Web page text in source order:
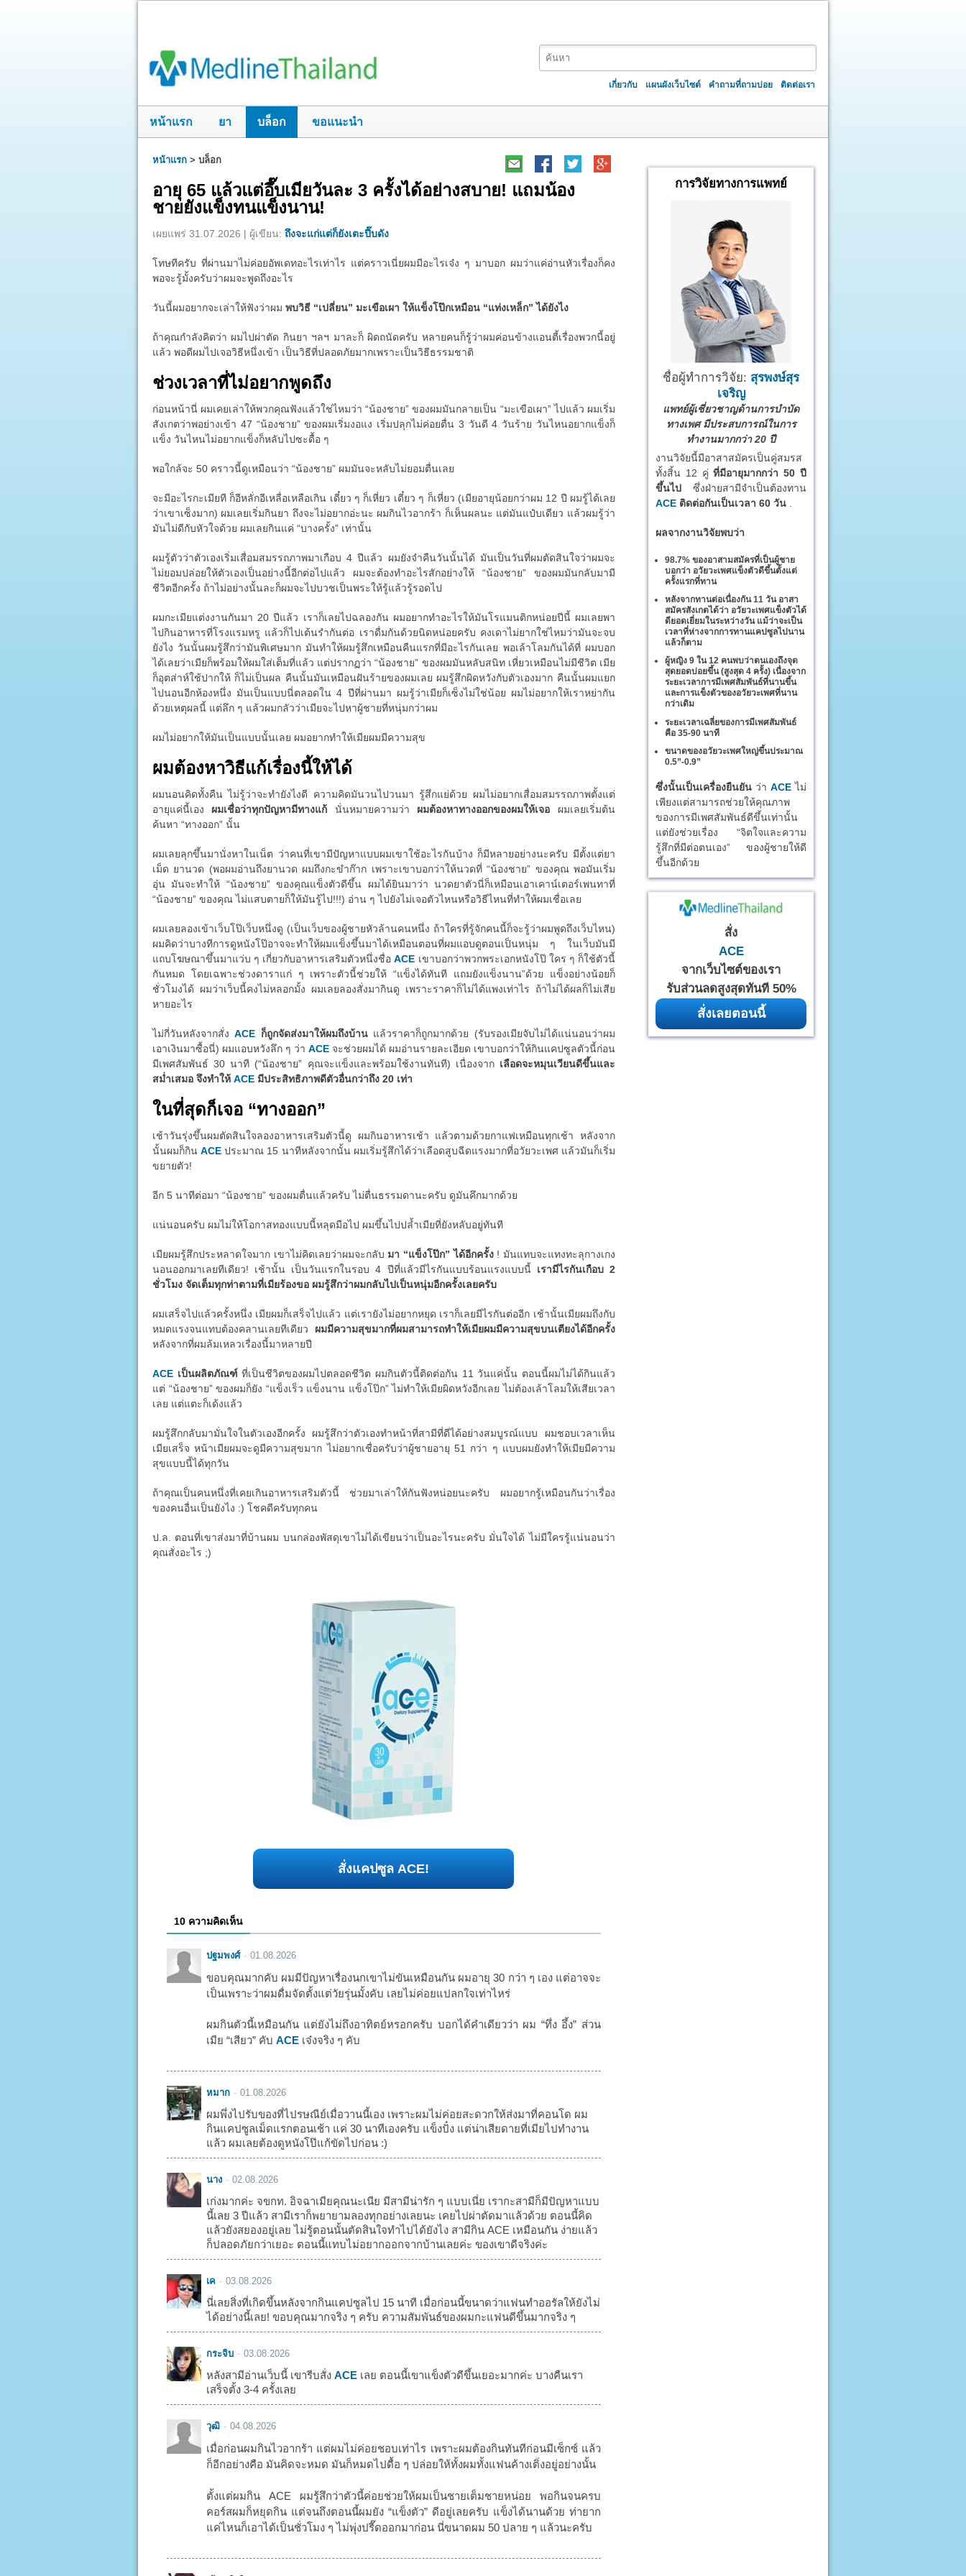
เกี่ยวกับ แผนผังเว็บไซต์ คำถามที่ถามบ่อย ติดต่อเรา
หน้าแรก ยา บล็อก ขอแนะนำ
หน้าแรก > บล็อก
อายุ 65 แล้วแต่อึ๊บเมียวันละ 3 ครั้งได้อย่างสบาย! แถมน้อง
ชายยังแข็งทนแข็งนาน!
เผยแพร่ 31.07.2026 | ผู้เขียน: ถึงจะแก่แต่ก็ยังเตะปี๊บดัง
โทษทีครับ ที่ผ่านมาไม่ค่อยอัพเดทอะไรเท่าไร แต่คราวเนี่ยผมมีอะไรเจ๋ง ๆ มาบอก ผมว่าแค่อ่านหัวเรื่องก็คง
พอจะรู้มั้งครับว่าผมจะพูดถึงอะไร
วันนี้ผมอยากจะเล่าให้ฟังว่าผม พบวิธี “เปลี่ยน” มะเขือเผา ให้แข็งโป๊กเหมือน “แท่งเหล็ก” ได้ยังไง
ถ้าคุณกำลังคิดว่า ผมไปผ่าตัด กินยา ฯลฯ มาละก็ ผิดถนัดครับ หลายคนก็รู้ว่าผมค่อนข้างแอนตี้เรื่องพวกนี้อยู่
แล้ว พอดีผมไปเจอวิธีหนึ่งเข้า เป็นวิธีที่ปลอดภัยมากเพราะเป็นวิธีธรรมชาติ
ช่วงเวลาที่ไม่อยากพูดถึง
ก่อนหน้านี่ ผมเคยเล่าให้พวกคุณฟังแล้วใช่ไหมว่า “น้องชาย” ของผมมันกลายเป็น “มะเขือเผา” ไปแล้ว ผมเริ่ม
สังเกตว่าพอย่างเข้า 47 “น้องชาย” ของผมเริ่มงอแง เริ่มปลุกไม่ค่อยตื่น 3 วันดี 4 วันร้าย วันไหนอยากแข็งก็
แข็ง วันไหนไม่อยากแข็งก็หลับไปซะดื้อ ๆ
พอใกล้จะ 50 คราวนี้ดูเหมือนว่า “น้องชาย” ผมมันจะหลับไม่ยอมตื่นเลย
จะมีอะไรกะเมียที ก็อีหลั่กอีเหลื่อเหลือเกิน เดี๋ยว ๆ ก็เหี่ยว เดี๋ยว ๆ ก็เหี่ยว (เมียอายุน้อยกว่าผม 12 ปี ผมรู้ได้เลย
ว่าเขาเซ็งมาก) ผมเลยเริ่มกินยา ถึงจะไม่อยากอ่ะนะ ผมกินไวอากร้า ก็เห็นผลนะ แต่มันแป๋บเดียว แล้วผมรู้ว่า
มันไม่ดีกับหัวใจด้วย ผมเลยกินแค่ “บางครั้ง” เท่านั้น
ผมรู้ตัวว่าตัวเองเริ่มเสื่อมสมรรถภาพมาเกือบ 4 ปีแล้ว ผมยังจำคืนวันนั้นได้ มันเป็นวันที่ผมตัดสินใจว่าผมจะ
ไม่ยอมปล่อยให้ตัวเองเป็นอย่างนี้อีกต่อไปแล้ว ผมจะต้องทำอะไรสักอย่างให้ “น้องชาย” ของผมมันกลับมามี
ชีวิตอีกครั้ง ถ้าไม่อย่างนั้นละก็ผมจะไปบวชเป็นพระให้รู้แล้วรู้รอดไป
ผมกะเมียแต่งงานกันมา 20 ปีแล้ว เราก็เลยไปฉลองกัน ผมอยากทำอะไรให้มันโรแมนติกหน่อยปีนี้ ผมเลยพา
ไปกินอาหารที่โรงแรมหรู แล้วก็ไปเต้นรำกันต่อ เราดื่มกันด้วยนิดหน่อยครับ คงเดาไม่ยากใช่ไหมว่ามันจะจบ
ยังไง วันนั้นผมรู้สึกว่ามันพิเศษมาก มันทำให้ผมรู้สึกเหมือนคืนแรกที่มีอะไรกันเลย พอเล้าโลมกันได้ที่ ผมบอก
ได้เลยว่าเมียก็พร้อมให้ผมใส่เต็มที่แล้ว แต่ปรากฏว่า “น้องชาย” ของผมมันหลับสนิท เหี่ยวเหมือนไม่มีชีวิต เมีย
ก็อุตส่าห์ใช้ปากให้ ก็ไม่เป็นผล คืนนั้นมันเหมือนฝันร้ายของผมเลย ผมรู้สึกผิดหวังกับตัวเองมาก คืนนั้นผมแยก
ไปนอนอีกห้องหนึ่ง มันเป็นแบบนี่ตลอดใน 4 ปีที่ผ่านมา ผมรู้ว่าเมียก็เซ็งไม่ใช่น้อย ผมไม่อยากให้เราหย่ากัน
ด้วยเหตุผลนี้ แต่ลึก ๆ แล้วผมกลัวว่าเมียจะไปหาผู้ชายที่หนุ่มกว่าผม
ผมไม่อยากให้มันเป็นแบบนั้นเลย ผมอยากทำให้เมียผมมีความสุข
ผมต้องหาวิธีแก้เรื่องนี้ให้ได้
ผมนอนคิดทั้งคืน ไม่รู้ว่าจะทำยังไงดี ความคิดมันวนไปวนมา รู้สึกแย่ด้วย ผมไม่อยากเสื่อมสมรรถภาพตั้งแต่
อายุแค่นี้เอง ผมเชื่อว่าทุกปัญหามีทางแก้ นั่นหมายความว่า ผมต้องหาทางออกของผมให้เจอ ผมเลยเริ่มต้น
ค้นหา “ทางออก” นั้น
ผมเลยลุกขึ้นมานั่งหาในเน็ต ว่าคนที่เขามีปัญหาแบบผมเขาใช้อะไรกันบ้าง ก็มีหลายอย่างนะครับ มีตั้งแต่ยา
เม็ด ยานวด (พอผมอ่านถึงยานวด ผมถึงกะขำก๊าก เพราะเขาบอกว่าให้นวดที่ “น้องชาย” ของคุณ พอมันเริ่ม
อุ่น มันจะทำให้ “น้องชาย” ของคุณแข็งตัวดีขึ้น ผมได้ยินมาว่า นวดยาตัวนี่ก็เหมือนเอาเคาน์เตอร์เพนทาที่
“น้องชาย” ของคุณ ไม่แสบตายก็ให้มันรู้ไป!!!) อ่าน ๆ ไปยังไม่เจอตัวไหนหรือวิธีไหนที่ทำให้ผมเชื่อเลย
ผมเลยลองเข้าเว็บโป๊เว็บหนึ่งดู (เป็นเว็บของผู้ชายหัวล้านคนหนึ่ง ถ้าใครที่รู้จักคนนี้ก็จะรู้ว่าผมพูดถึงเว็บไหน)
ผมคิดว่าบางทีการดูหนังโป๊อาจจะทำให้ผมแข็งขึ้นมาได้เหมือนตอนที่ผมแอบดูตอนเป็นหนุ่ม ๆ ในเว็บมันมี
แถบโฆษณาขึ้นมาแว่บ ๆ เกี่ยวกับอาหารเสริมตัวหนึ่งชื่อACE เขาบอกว่าพวกพระเอกหนังโป๊ ใคร ๆ ก็ใช้ตัวนี้
กันหมด โดยเฉพาะช่วงดาราแก่ ๆ เพราะตัวนี้ช่วยให้ “แข็งได้ทันที แถมยังแข็งนาน”ด้วย แข็งอย่างน้อยก็
ชั่วโมงได้ ผมว่าเว็บนี้คงไม่หลอกมั้ง ผมเลยลองสั่งมากินดู เพราะราคาก็ไม่ได้แพงเท่าไร ถ้าไม่ได้ผลก็ไม่เสีย
หายอะไร
ไม่กี่วันหลังจากสั่งACE ก็ถูกจัดส่งมาให้ผมถึงบ้าน แล้วราคาก็ถูกมากด้วย (รับรองเมียจับไม่ได้แน่นอนว่าผม
เอาเงินมาซื้อนี่) ผมแอบหวังลึก ๆ ว่า ACEจะช่วยผมได้ ผมอ่านรายละเอียด เขาบอกว่าให้กินแคปซูลตัวนี้ก่อน
มีเพศสัมพันธ์ 30 นาที (“น้องชาย” คุณจะแข็งและพร้อมใช้งานทันที) เนื่องจาก เลือดจะหมุนเวียนดีขึ้นและ
สม่ำเสมอ จึงทำให้ ACEมีประสิทธิภาพดีตัวอื่นกว่าถึง 20 เท่า
ในที่สุดก็เจอ “ทางออก”
เช้าวันรุ่งขึ้นผมตัดสินใจลองอาหารเสริมตัวนี้ดู ผมกินอาหารเช้า แล้วตามด้วยกาแฟเหมือนทุกเช้า หลังจาก
นั้นผมก็กินACE ประมาณ 15 นาทีหลังจากนั้น ผมเริ่มรู้สึกได้ว่าเลือดสูบฉีดแรงมากที่อวัยวะเพศ แล้วมันก็เริ่ม
ขยายตัว!
อีก 5 นาทีต่อมา “น้องชาย” ของผมตื่นแล้วครับ ไม่ตื่นธรรมดานะครับ ดูมันคึกมากด้วย
แน่นอนครับ ผมไม่ให้โอกาสทองแบบนี้หลุดมือไป ผมขึ้นไปปล้ำเมียที่ยังหลับอยู่ทันที
เมียผมรู้สึกประหลาดใจมาก เขาไม่คิดเลยว่าผมจะกลับ มา “แข็งโป๊ก” ได้อีกครั้ง ! มันแทบจะแทงทะลุกางเกง
นอนออกมาเลยทีเดียว! เช้านั้น เป็นวันแรกในรอบ 4 ปีที่แล้วมีไรกันแบบร้อนแรงแบบนี้ เรามีไรกันเกือบ 2
ชั่วโมง จัดเต็มทุกท่าตามที่เมียร้องขอ ผมรู้สึกว่าผมกลับไปเป็นหนุ่มอีกครั้งเลยครับ
ผมเสร็จไปแล้วครั้งหนึ่ง เมียผมก็เสร็จไปแล้ว แต่เรายังไม่อยากหยุด เราก็เลยมีไรกันต่ออีก เช้านั้นเมียผมถึงกับ
หมดแรงจนแทบต้องคลานเลยทีเดียว ผมมีความสุขมากที่ผมสามารถทำให้เมียผมมีความสุขบนเตียงได้อีกครั้ง
หลังจากที่ผมล้มเหลวเรื่องนี้มาหลายปี
ACEเป็นผลิตภัณฑ์ที่เป็นชีวิตของผมไปตลอดชีวิต ผมกินตัวนี้ติดต่อกัน 11 วันแค่นั้น ตอนนี้ผมไม่ได้กินแล้ว
แต่ “น้องชาย” ของผมก็ยัง “แข็งเร็ว แข็งนาน แข็งโป๊ก” ไม่ทำให้เมียผิดหวังอีกเลย ไม่ต้องเล้าโลมให้เสียเวลา
เลย แต่แตะก็เด้งแล้ว
ผมรู้สึกกลับมามั่นใจในตัวเองอีกครั้ง ผมรู้สึกว่าตัวเองทำหน้าที่สามีที่ดีได้อย่างสมบูรณ์แบบ ผมชอบเวลาเห็น
เมียเสร็จ หน้าเมียผมจะดูมีความสุขมาก ไม่อยากเชื่อครับว่าผู้ชายอายุ 51 กว่า ๆ แบบผมยังทำให้เมียมีความ
สุขแบบนี้ได้ทุกวัน
ถ้าคุณเป็นคนหนึ่งที่เคยเกินอาหารเสริมตัวนี้ ช่วยมาเล่าให้กันฟังหน่อยนะครับ ผมอยากรู้เหมือนกันว่าเรื่อง
ของคนอื่นเป็นยังไง :) โชคดีครับทุกคน
ป.ล. ตอนที่เขาส่งมาที่บ้านผม บนกล่องพัสดุเขาไม่ได้เขียนว่าเป็นอะไรนะครับ มั่นใจได้ ไม่มีใครรู้แน่นอนว่า
คุณสั่งอะไร ;)
สั่งแคปซูล ACE!
10 ความคิดเห็น
ปฐมพงศ์ 01.08.2026
ขอบคุณมากคับ ผมมีปัญหาเรื่องนกเขาไม่ขันเหมือนกัน ผมอายุ 30 กว่า ๆ เอง แต่อาจจะ
เป็นเพราะว่าผมดื่มจัดตั้งแต่วัยรุ่นมั้งคับ เลยไม่ค่อยแปลกใจเท่าไหร่
ผมกินตัวนี้เหมือนกัน แต่ยังไม่ถึงอาทิตย์หรอกครับ บอกได้คำเดียวว่า ผม “ทึ่ง อึ้ง” ส่วน
เมีย “เสียว” คับ ACEเจ๋งจริง ๆ คับ
หมาก 01.08.2026
ผมพึ่งไปรับของที่ไปรษณีย์เมื่อวานนี้เอง เพราะผมไม่ค่อยสะดวกให้ส่งมาที่คอนโด ผม
กินแคปซูลเม็ดแรกตอนเช้า แค่ 30 นาทีเองครับ แข็งปั๋ง แต่น่าเสียดายที่เมียไปทำงาน
แล้ว ผมเลยต้องดูหนังโป๊แก้ขัดไปก่อน :)
นาง 02.08.2026
เก่งมากค่ะ จขกท. อิจฉาเมียคุณนะเนีย มีสามีน่ารัก ๆ แบบเนี่ย เรากะสามีก็มีปัญหาแบบ
นี้เลย 3 ปีแล้ว สามีเราก็พยายามลองทุกอย่างเลยนะ เคยไปผ่าตัดมาแล้วด้วย ตอนนี้คิด
แล้วยังสยองอยู่เลย ไม่รู้ตอนนั้นตัดสินใจทำไปได้ยังไง สามีกิน ACE เหมือนกัน ง่ายแล้ว
ก็ปลอดภัยกว่าเยอะ ตอนนี้แทบไม่อยากออกจากบ้านเลยค่ะ ของเขาดีจริงค่ะ
เค 03.08.2026
นี่เลยสิ่งที่เกิดขึ้นหลังจากกินแคปซูลไป 15 นาที เมื่อก่อนนี้ขนาดว่าแฟนทำออรัลให้ยังไม่
ได้อย่างนี้เลย! ขอบคุณมากจริง ๆ ครับ ความสัมพันธ์ของผมกะแฟนดีขึ้นมากจริง ๆ
กระจิบ 03.08.2026
หลังสามีอ่านเว็บนี้ เขารีบสั่ง ACEเลย ตอนนี้เขาแข็งตัวดีขึ้นเยอะมากค่ะ บางคืนเรา
เสร็จตั้ง 3-4 ครั้งเลย
วุฒิ 04.08.2026
เมื่อก่อนผมกินไวอากร้า แต่ผมไม่ค่อยชอบเท่าไร เพราะผมต้องกินทันทีก่อนมีเซ็กซ์ แล้ว
ก็อีกอย่างคือ มันคิดจะหมด มันก็หมดไปดื้อ ๆ ปล่อยให้ทั้งผมทั้งแฟนค้างเติ่งอยู่อย่างนั้น
ตั้งแต่ผมกิน ACE ผมรู้สึกว่าตัวนี้ค่อยช่วยให้ผมเป็นชายเต็มชายหน่อย พอกินจนครบ
คอร์สผมก็หยุดกิน แต่จนถึงตอนนี้ผมยัง “แข็งตัว” ดีอยู่เลยครับ แข็งได้นานด้วย ท่ายาก
แค่ไหนก็เอาได้เป็นชั่วโมง ๆ ไม่พุ่งปรี๊ดออกมาก่อน นี่ขนาดผม 50 ปลาย ๆ แล้วนะครับ
การวิจัยทางการแพทย์
ชื่อผู้ทำการวิจัย: สุรพงษ์สุร
เจริญ
แพทย์ผู้เชี่ยวชาญด้านการบำบัด
ทางเพศ มีประสบการณ์ในการ
ทำงานมากกว่า 20 ปี
งานวิจัยนี้มีอาสาสมัครเป็นคู่สมรส
ทั้งสิ้น 12 คู่ที่มีอายุมากกว่า 50 ปี
ขึ้นไป ซึ่งฝ่ายสามีจำเป็นต้องทาน
ACE ติดต่อกันเป็นเวลา 60 วัน
ผลจากงานวิจัยพบว่า
98.7% ของอาสามสมัครที่เป็นผู้ชาย
บอกว่า อวัยวะเพศแข็งตัวดีขึ้นตั้งแต่
ครั้งแรกที่ทาน
หลังจากทานต่อเนื่องกัน 11 วัน อาสา
สมัครสังเกตได้ว่า อวัยวะเพศแข็งตัวได้
ดียอดเยี่ยมในระหว่างวัน แม้ว่าจะเป็น
เวลาที่ห่างจากการทานแคปซูลไปนาน
แล้วก็ตาม
ผู้หญิง 9 ใน 12 คนพบว่าตนเองถึงจุด
สุดยอดบ่อยขึ้น (สูงสุด 4 ครั้ง) เนื่องจาก
ระยะเวลาการมีเพศสัมพันธ์ที่นานขึ้น
และการแข็งตัวของอวัยวะเพศที่นาน
กว่าเดิม
ระยะเวลาเฉลี่ยของการมีเพศสัมพันธ์
คือ 35-90 นาที
ขนาดของอวัยวะเพศใหญ่ขึ้นประมาณ
0.5”-0.9”
ซึ่งนั้นเป็นเครื่องยืนยัน ว่า ACE ไม่
เพียงแต่สามารถช่วยให้คุณภาพ
ของการมีเพศสัมพันธ์ดีขึ้นเท่านั้น
แต่ยังช่วยเรื่อง “จิตใจและความ
รู้สึกที่มีต่อตนเอง” ของผู้ชายให้ดี
ขึ้นอีกด้วย
สั่ง
ACE
จากเว็บไซต์ของเรา
รับส่วนลดสูงสุดทันที 50%
สั่งเลยตอนนี้